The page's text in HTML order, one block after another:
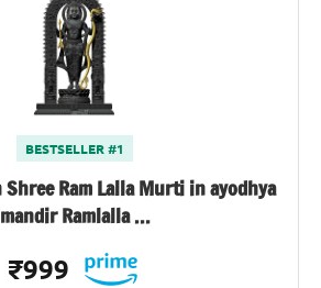
BESTSELLER #1
Shree Ram Lalla Murti in ayodhya
mandir Ramlalla …
₹999